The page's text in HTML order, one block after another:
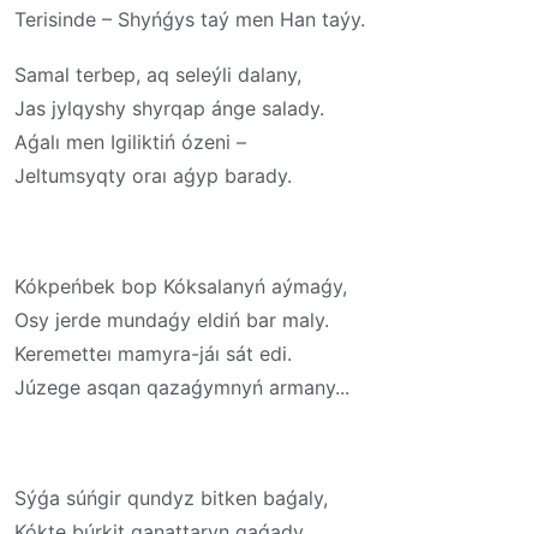
Terisinde – Shyńǵys taý men Han taýy.
Samal terbep, aq seleýli dalany,
Jas jylqyshy shyrqap ánge salady.
Aǵalı men Igiliktiń ózeni –
Jeltumsyqty oraı aǵyp barady.
Kókpeńbek bop Kóksalanyń aýmaǵy,
Osy jerde mundaǵy eldiń bar maly.
Keremetteı mamyra-jáı sát edi.
Júzege asqan qazaǵymnyń armany...
Sýǵa súńgir qundyz bitken baǵaly,